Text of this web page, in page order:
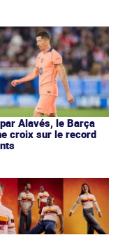
Alavés, le Barça
croix sur le record